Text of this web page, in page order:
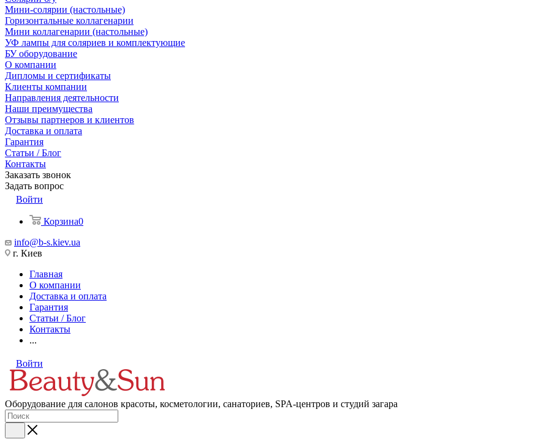
Мини-солярии (настольные)
Горизонтальные коллагенарии
Мини коллагенарии (настольные)
УФ лампы для соляриев и комплектующие
БУ оборудование
О компании
Дипломы и сертификаты
Клиенты компании
Направления деятельности
Наши преимущества
Отзывы партнеров и клиентов
Доставка и оплата
Гарантия
Статьи / Блог
Контакты
Заказать звонок
Задать вопрос
Войти
Корзина0
info@b-s.kiev.ua
г. Киев
Главная
О компании
Доставка и оплата
Гарантия
Статьи / Блог
Контакты
...
Войти
Оборудование для салонов красоты, косметологии, санаториев, SPA-центров и студий загара